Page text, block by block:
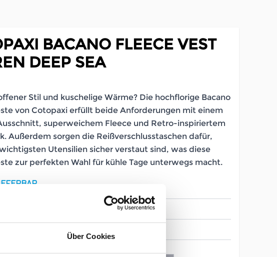
Über Cookies
BACANO FLEECE VEST
DEEP SEA
Stil und kuschelige Wärme? Die hochflorige Bacano
von Cotopaxi erfüllt beide Anforderungen mit einem
superweichem Fleece und Retro-inspiriertem
Außerdem sorgen die Reißverschlusstaschen dafür,
Utensilien sicher verstaut sind, was diese
zur perfekten Wahl für kühle Tage unterwegs macht.
LB_2647310005